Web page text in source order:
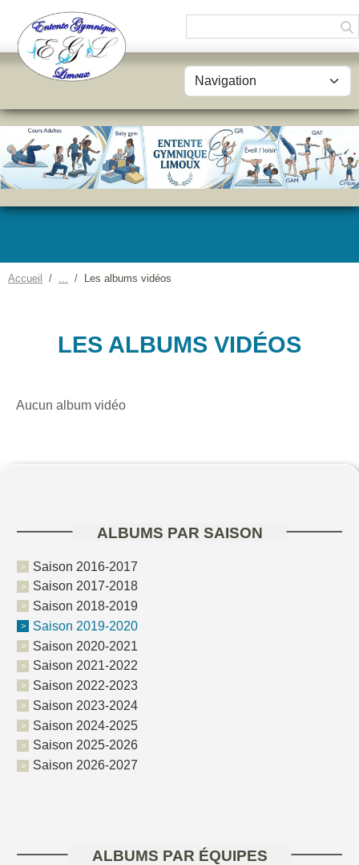
Accueil Les albums vidéos
LES ALBUMS VIDÉOS
Aucun album vidéo
ALBUMS PAR SAISON
Saison 2016-2017
Saison 2017-2018
Saison 2018-2019
Saison 2019-2020
Saison 2020-2021
Saison 2021-2022
Saison 2022-2023
Saison 2023-2024
Saison 2024-2025
Saison 2025-2026
Saison 2026-2027
ALBUMS PAR ÉQUIPES
Panneau de gestion des cookies